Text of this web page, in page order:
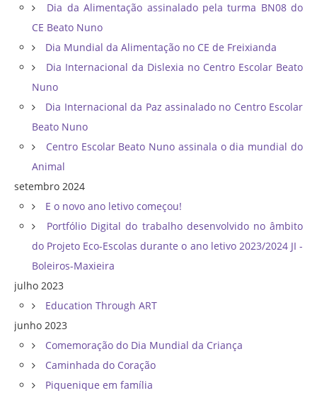
Dia da Alimentação assinalado pela turma BN08 do
CE Beato Nuno
Dia Mundial da Alimentação no CE de Freixianda
Dia Internacional da Dislexia no Centro Escolar Beato
Nuno
Dia Internacional da Paz assinalado no Centro Escolar
Beato Nuno
Centro Escolar Beato Nuno assinala o dia mundial do
Animal
setembro 2024
E o novo ano letivo começou!
Portfólio Digital do trabalho desenvolvido no âmbito
do Projeto Eco-Escolas durante o ano letivo 2023/2024 JI -
Boleiros-Maxieira
julho 2023
Education Through ART
junho 2023
Comemoração do Dia Mundial da Criança
Caminhada do Coração
Piquenique em família